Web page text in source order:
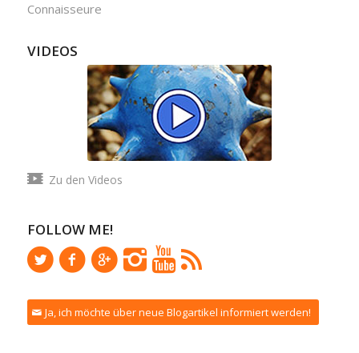
Connaisseure
VIDEOS
Zu den Videos
FOLLOW ME!
Ja, ich möchte über neue Blogartikel informiert werden!